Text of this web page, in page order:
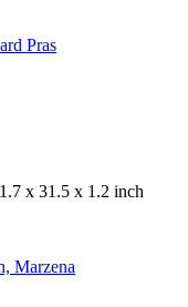
x 31.5 x 1.2 inch